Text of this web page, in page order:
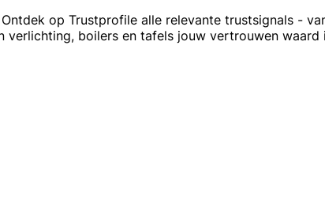
op Trustprofile alle relevante trustsignals -
boilers en tafels jouw vertrouwen waard